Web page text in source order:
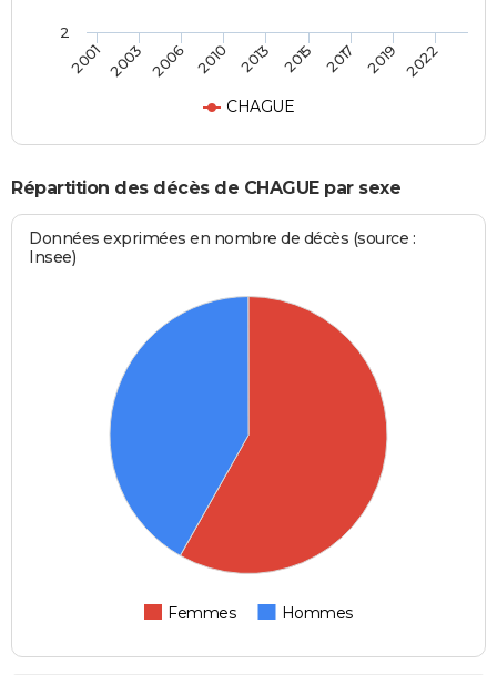
CHAGUE
2001 2003 2006 2010 2013 2015 2017 2019 2022
2
Répartition des décès de CHAGUE par sexe
Données exprimées en nombre de décès (source :
Insee)
Femmes Hommes